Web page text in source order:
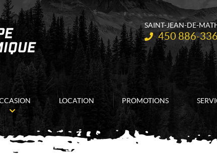
SAINT-JEAN-DE-
Téléphone :
450 886-
LOCATION PROMOTIONS